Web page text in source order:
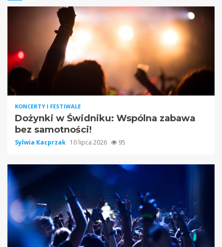
KONCERTY I FESTIWALE
Dożynki w Świdniku: Wspólna zabawa
bez samotności!
Sylwia Kacprzak 10 lipca 2026 95